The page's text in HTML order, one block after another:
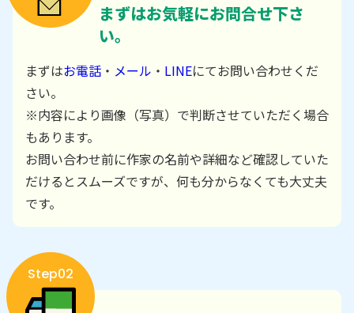
まずはお気軽にお問合せ下さ
い。
まずはお電話 ・ メール ・ LINEにてお問い合わせくだ
さい。
※内容により画像（写真）で判断させていただく場合
もあります。
お問い合わせ前に作家の名前や詳細など確認していた
だけるとスムーズですが、何も分からなくても大丈夫
です。
Step02